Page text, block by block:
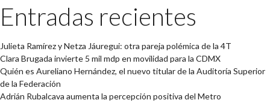
Entradas recientes
Julieta Ramírez y Netza Jáuregui: otra pareja polémica de la 4T
Clara Brugada invierte 5 mil mdp en movilidad para la CDMX
Quién es Aureliano Hernández, el nuevo titular de la Auditoría Superior
de la Federación
Adrián Rubalcava aumenta la percepción positiva del Metro